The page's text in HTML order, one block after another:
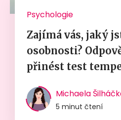
Psychologie
Zajímá vás, jaký
osobnosti?
přinést test
Michaela
5 minut čtení